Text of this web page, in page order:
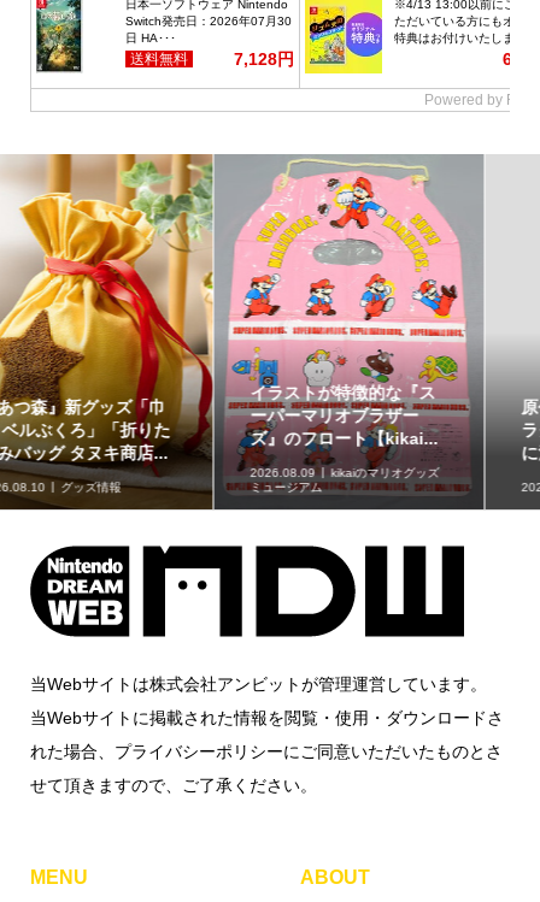
イラストが特徴的な『ス
ーパーマリオブラザー
ズ』のフロート【kikai...
2026.08.09
kikaiのマリオグッズ
ミュージアム
原作再現がスゴい「ギャ
ラクシーコート」の細部
に注目！元ネタも合わ...
2026.08.09 企画記事
当Webサイトは株式会社アンビットが管理運営しています。
当Webサイトに掲載された情報を閲覧・使用・ダウンロードさ
れた場合、プライバシーポリシーにご同意いただいたものとさ
せて頂きますので、ご了承ください。
MENU ABOUT